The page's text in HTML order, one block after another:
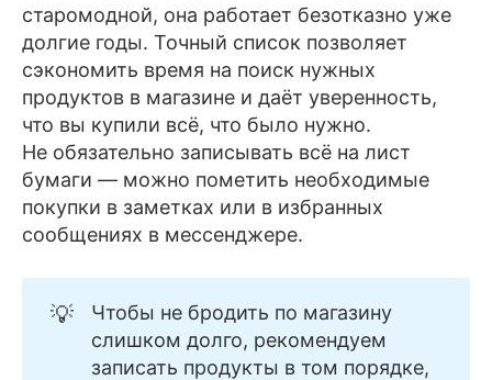
Личный кабинет покупателя;
Промокоды от блогеров;
Каналы и чаты по интересам.
старомодной, она работает безотказно уже
долгие годы. Точный список позволяет
сэкономить время на поиск нужных
продуктов в магазине и даёт уверенность,
что вы купили всё, что было нужно.
Не обязательно записывать всё на лист
бумаги — можно пометить необходимые
покупки в заметках или в избранных
сообщениях в мессенджере.
💡
Чтобы не бродить по магазину
слишком долго, рекомендуем
записать продукты в том порядке,